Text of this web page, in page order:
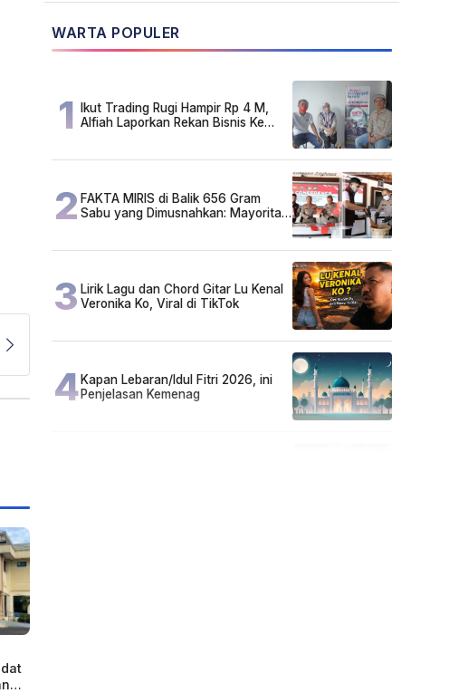
WARTA POPULER
1 Ikut Trading Rugi Hampir Rp 4 M,
Alfiah Laporkan Rekan Bisnis Ke
2 FAKTA MIRIS di Balik 656 Gram
Sabu yang Dimusnahkan: Mayoritas
3 Lirik Lagu dan Chord Gitar Lu Kenal
Veronika Ko, Viral di TikTok
4Kapan Lebaran/Idul Fitri 2026, ini
Penjelasan Kemenag